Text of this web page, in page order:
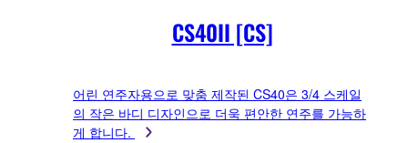
CS40II [CS]
어린 연주자용으로 맞춤 제작된 CS40은 3/4 스케일
의 작은 바디 디자인으로 더욱 편안한 연주를 가능하
게 합니다.